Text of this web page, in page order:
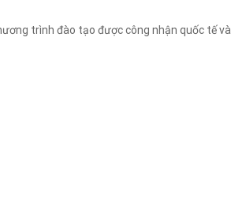
trình đào tạo được công nhận quốc tế và